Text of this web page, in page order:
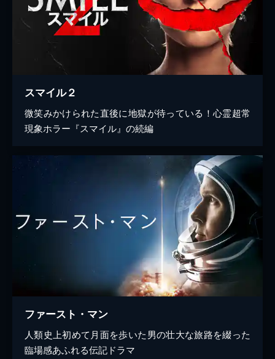
スマイル２
微笑みかけられた直後に地獄が待っている！心霊超常
現象ホラー『スマイル』の続編
ファースト・マン
人類史上初めて月面を歩いた男の壮大な旅路を綴った
臨場感あふれる伝記ドラマ